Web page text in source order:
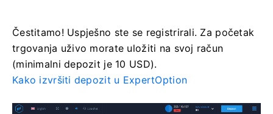
Čestitamo! Uspješno ste se registrirali. Za početak
trgovanja uživo morate uložiti na svoj račun
(minimalni depozit je 10 USD).
Kako izvršiti depozit u ExpertOption